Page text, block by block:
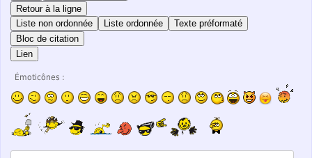
Retour à la ligne
Liste non ordonnée
Liste ordonnée
Texte préformaté
Bloc de citation
Lien
Émoticônes :